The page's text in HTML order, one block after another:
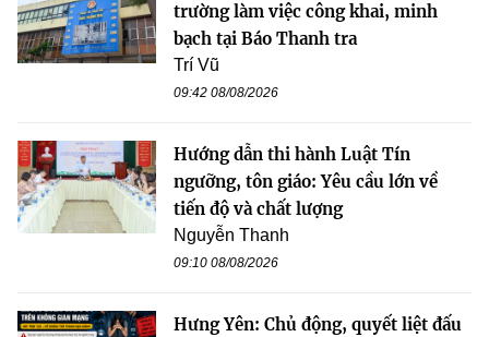
trường làm việc công khai, minh
bạch tại Báo Thanh tra
Trí Vũ
09:42 08/08/2026
Hướng dẫn thi hành Luật Tín
ngưỡng, tôn giáo: Yêu cầu lớn về
tiến độ và chất lượng
Nguyễn Thanh
09:10 08/08/2026
Hưng Yên: Chủ động, quyết liệt đấu